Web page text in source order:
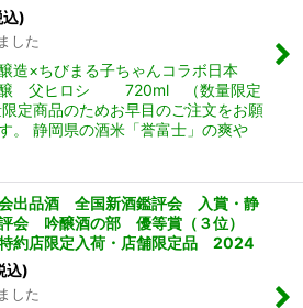
込)
した
造×ちびまる子ちゃんコラボ日本
父ヒロシ 720ml （数量限定
定商品のためお早目のご注文をお願
。 静岡県の酒米「誉富士」の爽や
出品酒 全国新酒鑑評会 入賞・静
評会 吟醸酒の部 優等賞（３位）
約店限定入荷・店舗限定品 2024
込)
した